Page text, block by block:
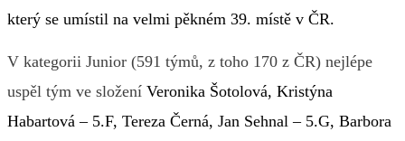
který se umístil na velmi pěkném 39. místě v ČR.
V kategorii Junior (591 týmů, z toho 170 z ČR) nejlépe
uspěl tým ve složení Veronika Šotolová, Kristýna
Habartová – 5.F, Tereza Černá, Jan Sehnal – 5.G, Barbora